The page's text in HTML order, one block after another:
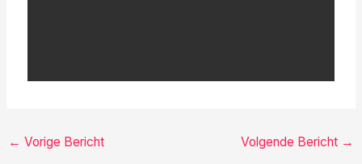
← Vorige Bericht Volgende Bericht →